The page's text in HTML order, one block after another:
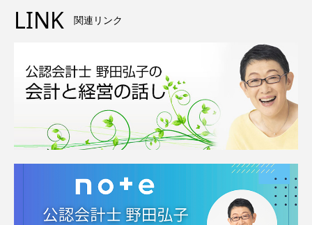
LINK 関連リンク